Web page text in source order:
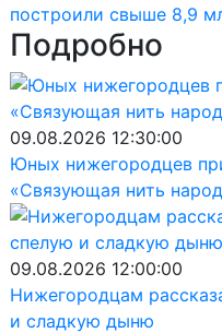
построили свыше 8,9
Подробно
09.08.2026 12:30:00
Юных нижегородцев
«Связующая нить
09.08.2026 12:00:00
Нижегородцам
и сладкую дыню